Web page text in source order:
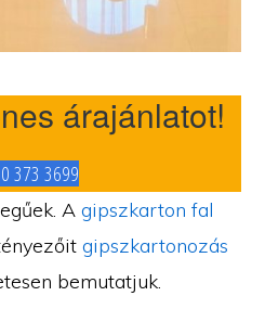
árajánlatot!
373 3699
Agipszkarton fal
gipszkartonozás
bemutatjuk.